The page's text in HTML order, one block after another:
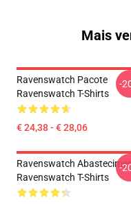
Mais
Ravenswatch Pacote
Ravenswatch T-Shirts
€ 24,38 - € 28,06
-
Ravenswatch
Ravenswatch T-Shirts
-